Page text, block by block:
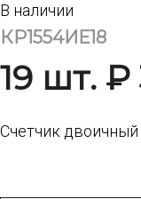
В наличии
КР1554ИЕ18
19 шт. ₽
Счетчик